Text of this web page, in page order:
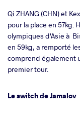
Qi ZHANG (CHN) et
pour la place en 57kg.
olympiques d'Asie à
en 59kg, a remporté
comprend également
premier tour.
Le switch de Jamalov